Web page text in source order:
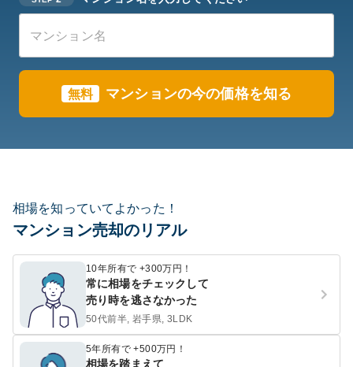
無料 マンションの今の価格を知る
相場を知っていてよかった！
マンション売却のリアル
10年所有で +300万円！
常に相場をチェックして
売り時を逃さなかった
50代前半, 岩手県, 3LDK
5年所有で +500万円！
相場を踏まえて